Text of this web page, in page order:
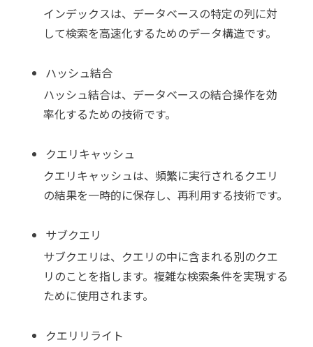
インデックスは、データベースの特定の列に対
して検索を高速化するためのデータ構造です。
ハッシュ結合
ハッシュ結合は、データベースの結合操作を効
率化するための技術です。
クエリキャッシュ
クエリキャッシュは、頻繁に実行されるクエリ
の結果を一時的に保存し、再利用する技術です。
サブクエリ
サブクエリは、クエリの中に含まれる別のクエ
リのことを指します。複雑な検索条件を実現する
ために使用されます。
クエリリライト